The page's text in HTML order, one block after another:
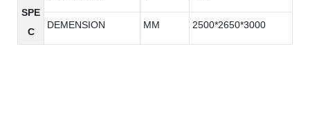
SPE
C
DEMENSION MM 2500*2650*3000